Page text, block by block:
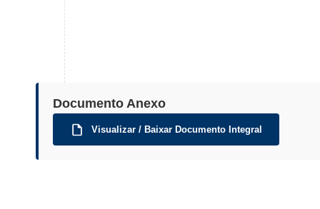
Documento Anexo
Visualizar / Baixar Documento Integral